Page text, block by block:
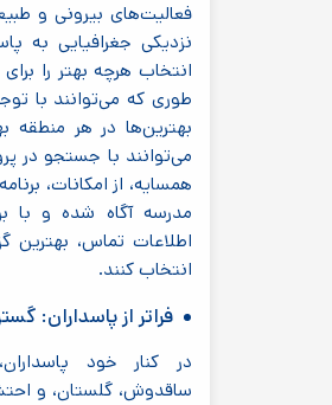
فعالیت‌های بیرونی و طبیعت‌گردی ترکیب
نزدیکی جغرافیایی به پاسداران، امکان
انتخاب هرچه بهتر را برای والدین فراهم
طوری که می‌توانند با توجه به
بهترین‌ها در هر منطقه بهره‌مند شوند.
می‌توانند با جستجو در پروفایل مدارس
همسایه، از امکانات، برنامه‌های آموزشی،
مدرسه آگاه شده و با بررسی نظرات،
اطلاعات تماس، بهترین گزینه را برای
فراتر از پاسداران: گستره انتخاب
در کنار خود پاسداران، محلات
ساقدوش، گلستان، و احتشامیه نیز از